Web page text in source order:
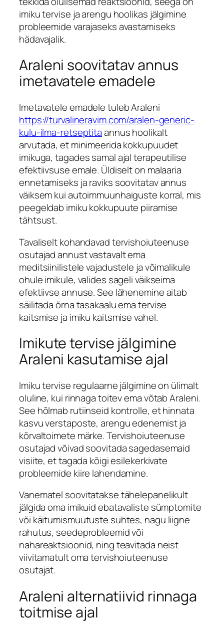
imiku tervise ja arengu hoolikas jälgimine
probleemide varajaseks avastamiseks
hädavajalik.
Araleni soovitatav annus
imetavatele emadele
Imetavatele emadele tuleb Araleni
https://turvalineravim.com/aralen-generic-
kulu-ilma-retseptitaannus hoolikalt
arvutada, et minimeerida kokkupuudet
imikuga, tagades samal ajal terapeutilise
efektiivsuse emale. Üldiselt on malaaria
ennetamiseks ja raviks soovitatav annus
väiksem kui autoimmuunhaiguste korral, mis
peegeldab imiku kokkupuute piiramise
tähtsust.
Tavaliselt kohandavad tervishoiuteenuse
osutajad annust vastavalt ema
meditsiinilistele vajadustele ja võimalikule
ohule imikule, valides sageli väikseima
efektiivse annuse. See lähenemine aitab
säilitada õrna tasakaalu ema tervise
kaitsmise ja imiku kaitsmise vahel.
Imikute tervise jälgimine
Araleni kasutamise ajal
Imiku tervise regulaarne jälgimine on ülimalt
oluline, kui rinnaga toitev ema võtab Araleni.
See hõlmab rutiinseid kontrolle, et hinnata
kasvu verstaposte, arengu edenemist ja
kõrvaltoimete märke. Tervishoiuteenuse
osutajad võivad soovitada sagedasemaid
visiite, et tagada kõigi esilekerkivate
probleemide kiire lahendamine.
Vanematel soovitatakse tähelepanelikult
jälgida oma imikuid ebatavaliste sümptomite
või käitumismuutuste suhtes, nagu liigne
rahutus, seedeprobleemid või
nahareaktsioonid, ning teavitada neist
viivitamatult oma tervishoiuteenuse
osutajat.
Araleni alternatiivid rinnaga
toitmise ajal